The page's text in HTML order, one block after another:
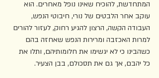
המתחדשת, להוכיח שאינו נופל מאחרים. הוא
עוקב אחר הלבטים של נורי, חיבוטי הנפש,
העבודה הקשה, הרצון להגיע רחוק, לעזור להורים
למרות האכזבה ומרירות הנפש שאחזה בהם
כשהבינו כי לא יגשימו את חלומותיהם, ותלו את
כל יהבם, אך גם את תסכולם, בבן הצעיר.